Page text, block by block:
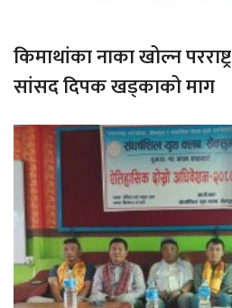
किमाथांका नाका खोल्न
सांसद दिपक खड्काको माग